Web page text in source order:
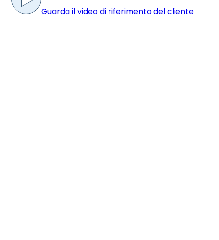
Guarda il video di riferimento del cliente